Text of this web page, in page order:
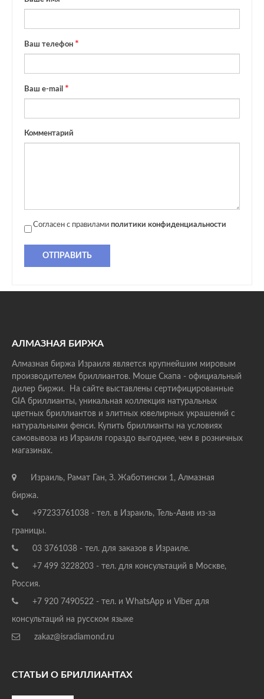
Ваш телефон
Ваш e-mail
Комментарий
Согласен с правилами политики конфиденциальности
ОТПРАВИТЬ
АЛМАЗНАЯ БИРЖА
Алмазная биржа Израиля является крупнейшим мировым
производителем бриллиантов. Моше Скапа - официальный
дилер биржи. На сайте выставлены сертифицированные
GIA бриллианты, уникальная коллекция натуральных
цветных бриллиантов и элитных ювелирных украшений с
натуральными фенси. Купить бриллианты на условиях
самовывоза из Израиля гораздо выгоднее, чем в розничных
магазинах.
Израиль, Рамат Ган, З. Жаботински 1, Алмазная
биржа.
+97233761038 - тел. в Израиль, Тель-Авив из-за
границы.
03 3761038 - тел. для заказов в Израиле.
+7 499 3228203 - тел. для консультаций в Москве,
Россия.
+7 920 7490522 - тел. и WhatsApp и Viber для
консультаций на русском языке
zakaz@isradiamond.ru
СТАТЬИ О БРИЛЛИАНТАХ